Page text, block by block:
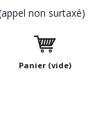
non surtaxé)
Panier (vide)